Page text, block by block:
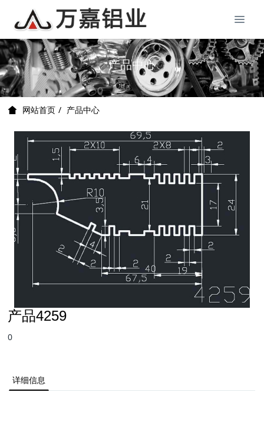
产品中心
网站首页 产品中心
产品4259
0
详细信息